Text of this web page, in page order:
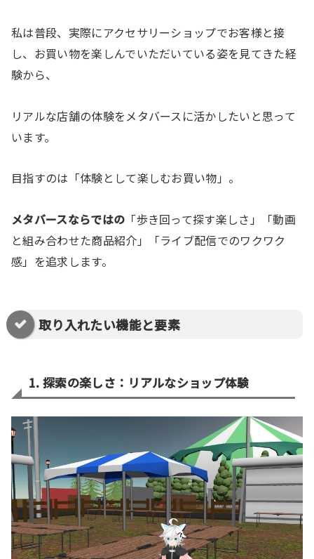
私は普段、実際にアクセサリーショップでお客様と接
し、お買い物を楽しんでいただいている姿を見てきた経
験から、
リアルな店舗の体験をメタバースに活かしたいと思って
います。
目指すのは「体験として楽しむお買い物」。
メタバースならではの 「歩き回って探す楽しさ」「動画
と組み合わせた商品紹介」「ライブ配信でのワクワク
感」を追求します。
取り入れたい機能と要素
1. 探索の楽しさ：リアルなショップ体験